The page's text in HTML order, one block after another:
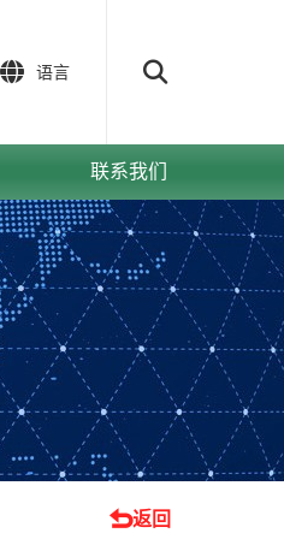
语言
联系我们
返回